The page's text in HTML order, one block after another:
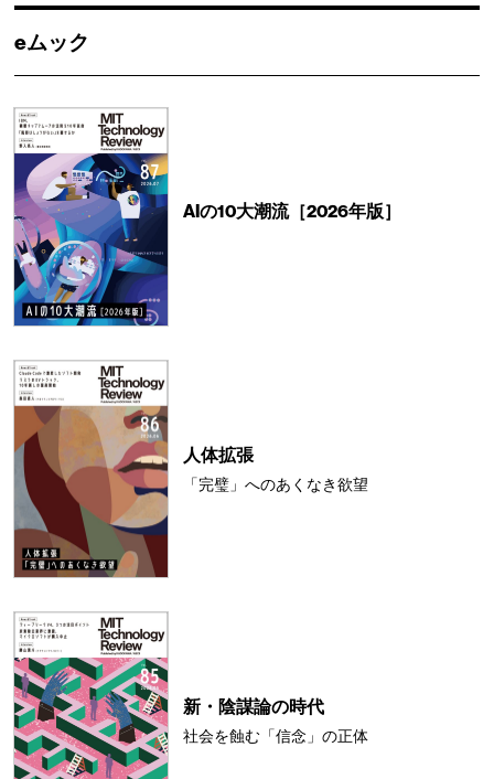
eムック
AIの10大潮流［2026年版］
人体拡張
「完璧」へのあくなき欲望
新・陰謀論の時代
社会を蝕む「信念」の正体